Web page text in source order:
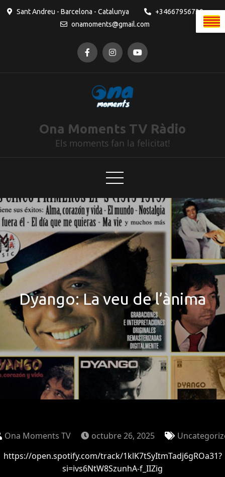
Sant Andreu - Barcelona - Catalunya
+34667956730
onamoments@gmail.com
Ona Moments TV Ràdio
Els moments fan la felicitat!
Dyango: La veu de l’ànima
Ona Moments TV octubre 26, 2025
https://open.spotify.com/track/1klK7tSyItmTadj6gROa31?
si=ivs6NtW8SzunhA-f_IIZig